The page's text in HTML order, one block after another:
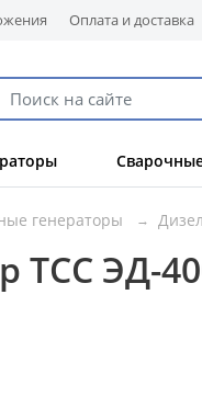
Оплата и доставка
генераторы
ТСС ЭД-